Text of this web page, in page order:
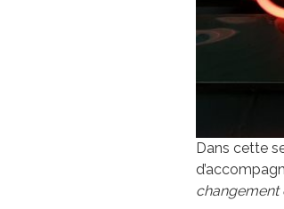
Dans cette
changement